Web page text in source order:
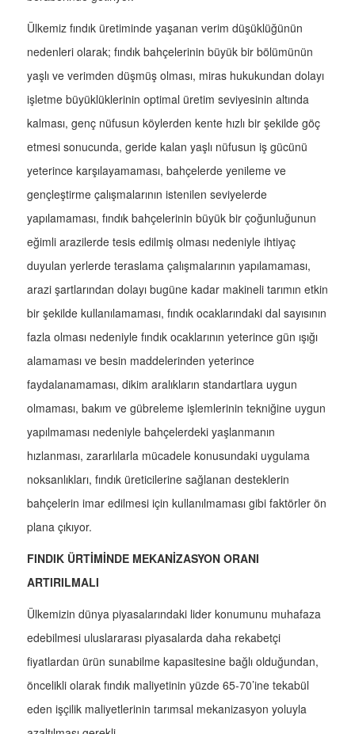
Ülkemiz fındık üretiminde yaşanan verim düşüklüğünün
nedenleri olarak; fındık bahçelerinin büyük bir bölümünün
yaşlı ve verimden düşmüş olması, miras hukukundan dolayı
işletme büyüklüklerinin optimal üretim seviyesinin altında
kalması, genç nüfusun köylerden kente hızlı bir şekilde göç
etmesi sonucunda, geride kalan yaşlı nüfusun iş gücünü
yeterince karşılayamaması, bahçelerde yenileme ve
gençleştirme çalışmalarının istenilen seviyelerde
yapılamaması, fındık bahçelerinin büyük bir çoğunluğunun
eğimli arazilerde tesis edilmiş olması nedeniyle ihtiyaç
duyulan yerlerde teraslama çalışmalarının yapılamaması,
arazi şartlarından dolayı bugüne kadar makineli tarımın etkin
bir şekilde kullanılamaması, fındık ocaklarındaki dal sayısının
fazla olması nedeniyle fındık ocaklarının yeterince gün ışığı
alamaması ve besin maddelerinden yeterince
faydalanamaması, dikim aralıkların standartlara uygun
olmaması, bakım ve gübreleme işlemlerinin tekniğine uygun
yapılmaması nedeniyle bahçelerdeki yaşlanmanın
hızlanması, zararlılarla mücadele konusundaki uygulama
noksanlıkları, fındık üreticilerine sağlanan desteklerin
bahçelerin imar edilmesi için kullanılmaması gibi faktörler ön
plana çıkıyor.
FINDIK ÜRTİMİNDE MEKANİZASYON ORANI
ARTIRILMALI
Ülkemizin dünya piyasalarındaki lider konumunu muhafaza
edebilmesi uluslararası piyasalarda daha rekabetçi
fiyatlardan ürün sunabilme kapasitesine bağlı olduğundan,
öncelikli olarak fındık maliyetinin yüzde 65-70’ine tekabül
eden işçilik maliyetlerinin tarımsal mekanizasyon yoluyla